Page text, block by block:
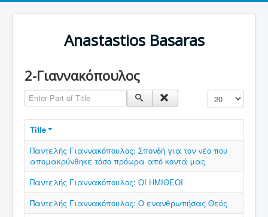
Anastastios Basaras
2-Γιαννακόπουλος
Enter Part of Title Display #
Title
Παντελής Γιαννακόπουλος: Σπονδή για τον νέο που
απομακρύνθηκε τόσο πρόωρα από κοντά μας
Παντελής Γιαννακόπουλος: ΟΙ ΗΜΙΘΕΟΙ
Παντελής Γιαννακόπουλος: Ο ενανθρωπήσας Θεός